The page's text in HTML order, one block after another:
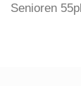
Senioren